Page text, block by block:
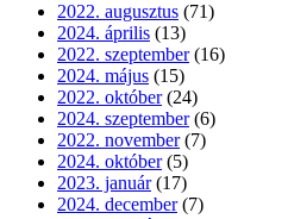
2022. augusztus (71)
2024. április (13)
2022. szeptember (16)
2024. május (15)
2022. október (24)
2024. szeptember (6)
2022. november (7)
2024. október (5)
2023. január (17)
2024. december (7)